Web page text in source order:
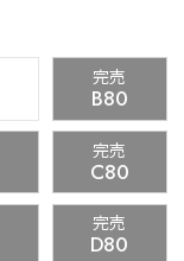
完売
B80
完売
C80
完売
D80